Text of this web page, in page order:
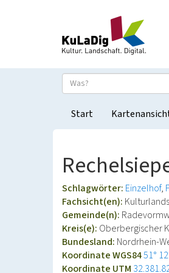
Start
Schlagwörter: Einzelhof
Fachsicht(en):
Gemeinde(n):
Kreis(e): Oberbergischer
Bundesland: Nordrhein-
Koordinate WGS8451°
Koordinate UTM